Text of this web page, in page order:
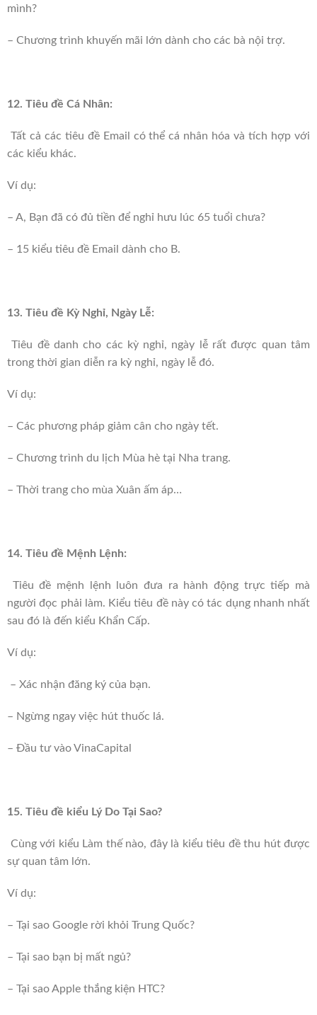
mình?
– Chương trình khuyến mãi lớn dành cho các bà nội trợ.
12. Tiêu đề Cá Nhân:
Tất cả các tiêu đề Email có thể cá nhân hóa và tích hợp với
các kiểu khác.
Ví dụ:
– A, Bạn đã có đủ tiền để nghỉ hưu lúc 65 tuổi chưa?
– 15 kiểu tiêu đề Email dành cho B.
13. Tiêu đề Kỳ Nghỉ, Ngày Lễ:
Tiêu đề danh cho các kỳ nghỉ, ngày lễ rất được quan tâm
trong thời gian diễn ra kỳ nghỉ, ngày lễ đó.
Ví dụ:
– Các phương pháp giảm cân cho ngày tết.
– Chương trình du lịch Mùa hè tại Nha trang.
– Thời trang cho mùa Xuân ấm áp…
14. Tiêu đề Mệnh Lệnh:
Tiêu đề mệnh lệnh luôn đưa ra hành động trực tiếp mà
người đọc phải làm. Kiểu tiêu đề này có tác dụng nhanh nhất
sau đó là đến kiểu Khẩn Cấp.
Ví dụ:
– Xác nhận đăng ký của bạn.
– Ngừng ngay việc hút thuốc lá.
– Đầu tư vào VinaCapital
15. Tiêu đề kiểu Lý Do Tại Sao?
Cùng với kiểu Làm thế nào, đây là kiểu tiêu đề thu hút được
sự quan tâm lớn.
Ví dụ:
– Tại sao Google rời khỏi Trung Quốc?
– Tại sao bạn bị mất ngủ?
– Tại sao Apple thắng kiện HTC?